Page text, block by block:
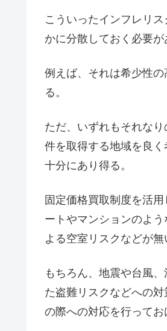
こういったインフレリ
かに分散しておく必要が
例えば、それは希少性
る。
ただ、いずれもそれな
件を取得する地域を良
十分にあり得る。
固定価格買取制度を活
ートやマンションのよ
よる空室リスクなどが
もちろん、地震や台風
た盗難リスクなどへの
の際への対応を行ってお